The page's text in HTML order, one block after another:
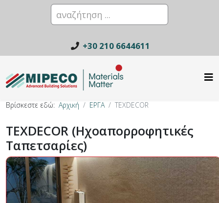
+30 210 6644611
Βρίσκεστε εδώ: Αρχική ΕΡΓΑ TEXDECOR
TEXDECOR (Ηχοαπορροφητικές
Ταπετσαρίες)